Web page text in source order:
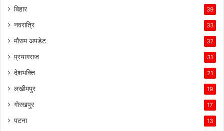
बिहार 39
नवरात्रि 33
मौसम अपडेट 32
प्रयागराज 31
देशभक्ति 21
लखीमपुर 19
गोरखपुर 17
पटना 13